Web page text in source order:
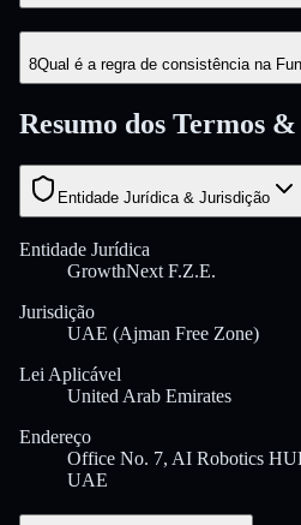
8Qual é a regra de consistência na
Resumo dos Termos
Entidade Jurídica & Jurisdição
Entidade Jurídica
GrowthNext F.Z.E.
Jurisdição
UAE (Ajman Free Zone)
Lei Aplicável
United Arab Emirates
Endereço
Office No. 7, AI Robotics
UAE